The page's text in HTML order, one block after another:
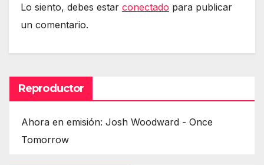
Lo siento, debes estar conectado para publicar
un comentario.
Reproductor
Ahora en emisión: Josh Woodward - Once
Tomorrow